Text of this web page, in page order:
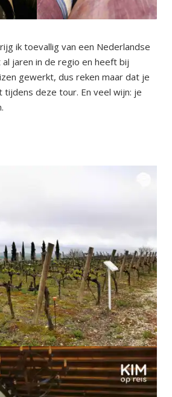
ik toevallig van een Nederlandse
al jaren in de regio en heeft bij
gewerkt, dus reken maar dat je
deze tour. En veel wijn: je